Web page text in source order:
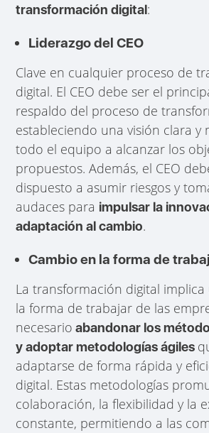
transformación digital:
Liderazgo del CEO
Clave en cualquier proceso de
digital. El CEO debe ser el
respaldo del proceso de
estableciendo una visión clara y
todo el equipo a alcanzar los
propuestos. Además, el CEO
dispuesto a asumir riesgos y
audaces para impulsar la
adaptación al cambio.
Cambio en la forma de
La transformación digital
la forma de trabajar de las
necesario abandonar los
y adoptar metodologías ágiles
adaptarse de forma rápida y
digital. Estas metodologías
colaboración, la flexibilidad y la
constante, permitiendo a las